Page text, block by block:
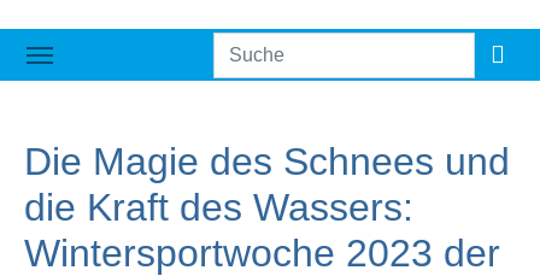
Die Magie des Schnees und
die Kraft des Wassers:
Wintersportwoche 2023 der